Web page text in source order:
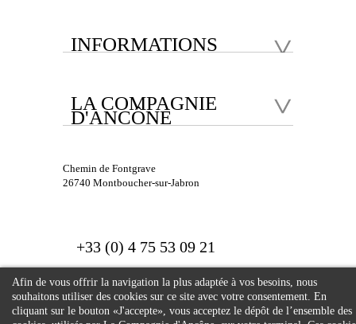
Afin de vous offrir la navigation la plus adaptée à vos besoins, nous
souhaitons utiliser des cookies sur ce site avec votre consentement. En
cliquant sur le bouton «J'accepte», vous acceptez le dépôt de l’ensemble des
INFORMATIONS
LA COMPAGNIE
D'ANCÔNE
Chemin de Fontgrave
26740 Montboucher-sur-Jabron
+33 (0) 4 75 53 09 21